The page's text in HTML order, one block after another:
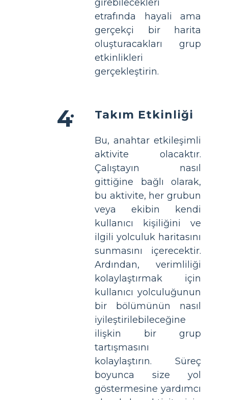
girebilecekleri
etrafında hayali ama
gerçekçi bir harita
oluşturacakları grup
etkinlikleri
gerçekleştirin.
Takım Etkinliği
Bu, anahtar etkileşimli
aktivite olacaktır.
Çalıştayın nasıl
gittiğine bağlı olarak,
bu aktivite, her grubun
veya ekibin kendi
kullanıcı kişiliğini ve
ilgili yolculuk haritasını
sunmasını içerecektir.
Ardından, verimliliği
kolaylaştırmak için
kullanıcı yolculuğunun
bir bölümünün nasıl
iyileştirilebileceğine
ilişkin bir grup
tartışmasını
kolaylaştırın. Süreç
boyunca size yol
göstermesine yardımcı